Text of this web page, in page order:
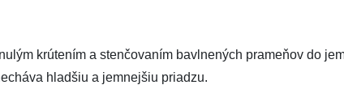
krútením a stenčovaním bavlnených prameňov do
hladšiu a jemnejšiu priadzu.